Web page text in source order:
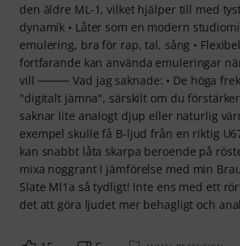
den äldre ML-1, vilket hjälper till med
dynamik • Låter som en modern
emulering, bra för rap, tal, sång •
fortfarande kan använda emuleringar
vill ⸻ Vad jag saknade: • De höga
"digitalt jämna", särskilt om du
saknar lite analogt djup eller naturlig
exempel skulle få B-ljud från en riktig
kan snabbt låta skarpa beroende på
mixa noggrant I jämförelse med min
Slate Ml1a så tydligt! Inte ens med ett
det att göra ljudet mer behagligt och